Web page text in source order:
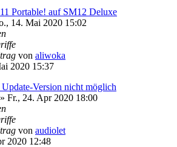
Portable! auf SM12 Deluxe
14. Mai 2020 15:02
von aliwoka
2020 15:37
Version nicht möglich
» Fr., 24. Apr 2020 18:00
von audiolet
2020 12:48